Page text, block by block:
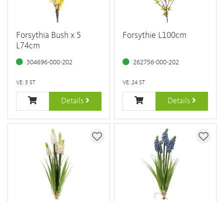
Forsythia Bush x 5
L74cm
304696-000-202
VE: 3 ST
Details
Forsythie L100cm
262756-000-202
VE: 24 ST
Details